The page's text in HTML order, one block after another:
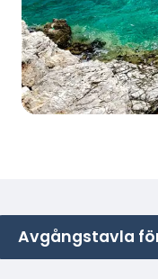
Avgångstavla